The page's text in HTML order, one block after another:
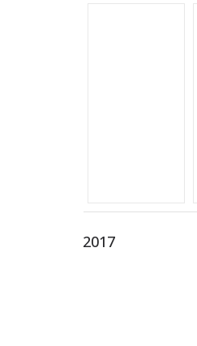
2017